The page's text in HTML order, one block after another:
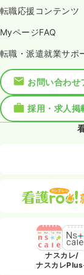
転職応援コンテンツ
MyページFAQ
転職・派遣就業サポ
お問い合わせ
採用・求人掲
ナスカレ/
ナスカレ